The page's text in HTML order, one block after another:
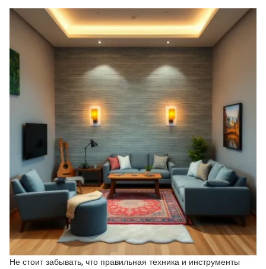
Не стоит забывать, что правильная техника и инструменты